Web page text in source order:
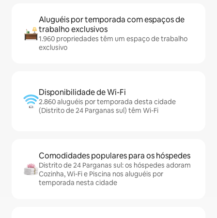
Aluguéis por temporada com espaços de
trabalho exclusivos
1.960 propriedades têm um espaço de trabalho
exclusivo
Disponibilidade de Wi-Fi
2.860 aluguéis por temporada desta cidade
(Distrito de 24 Parganas sul) têm Wi-Fi
Comodidades populares para os hóspedes
Distrito de 24 Parganas sul: os hóspedes adoram
Cozinha, Wi-Fi e Piscina nos aluguéis por
temporada nesta cidade